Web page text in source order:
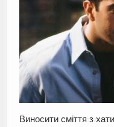
Виносити сміття з